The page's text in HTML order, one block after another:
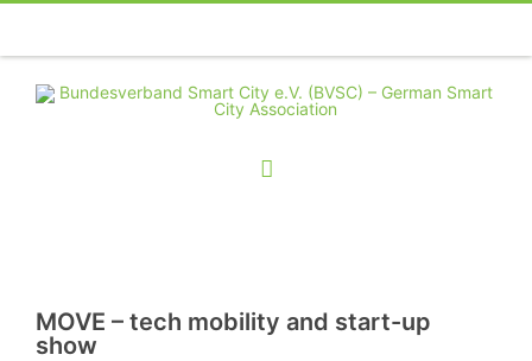
TelefonFacebookTwitterYoutubeInstagramLinkedinRSS
MOVE – tech mobility and start-up
show